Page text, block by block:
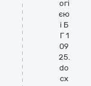
огі
єю
і Б
Г 1
09
25.
do
cx